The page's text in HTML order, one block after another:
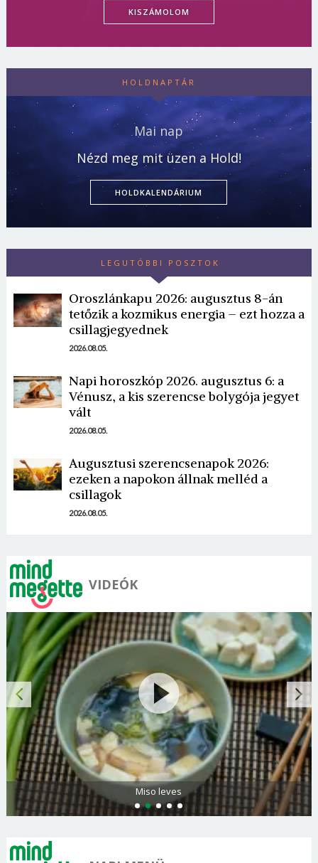
KISZÁMOLOM
HOLDNAPTÁR
Mai nap
Nézd meg mit üzen a Hold!
HOLDKALENDÁRIUM
LEGUTÓBBI POSZTOK
Oroszlánkapu 2026: augusztus 8-án
tetőzik a kozmikus energia – ezt hozza a
csillagjegyednek
2026.08.05.
Napi horoszkóp 2026. augusztus 6: a
Vénusz, a kis szerencse bolygója jegyet
vált
2026.08.05.
Augusztusi szerencsenapok 2026:
ezeken a napokon állnak melléd a
csillagok
2026.08.05.
VIDEÓK
Citromos palacsinta